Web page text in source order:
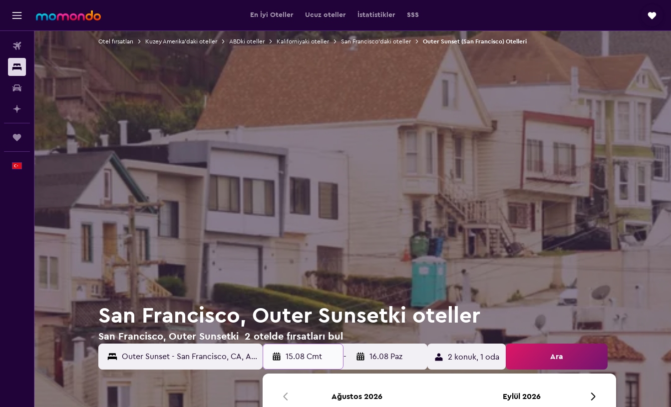
En İyi Oteller Ucuz oteller İstatistikler SSS
Uçak Bileti
Konaklama
Trips
Türkçe
Otel fırsatları Kuzey Amerika'daki oteller ABDki oteller Kaliforniyaki oteller San Francisco'daki oteller Outer Sunset (San Francisco) Otelleri
San Francisco, Outer Sunsetki oteller
San Francisco, Outer Sunsetki 2 otelde fırsatları bul
15.08 Cmt - 16.08 Paz 2 konuk, 1 oda Ara
Ağustos 2026 Eylül 2026